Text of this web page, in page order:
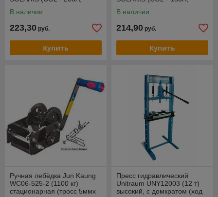
1.2мм, ПВ - 60%, 3
В наличии
223,30 руб.
Купить
1.0мм, ПВ - 60%, 5
В наличии
214,90 руб.
Купить
Ручная лебёдка Jun Kaung
WC06-525-2 (1100 кг)
стационарная (тросс 5ммx
Пресс гидравлический
Unitraum UNY12003 (12 т)
высокий, с домкратом (ход